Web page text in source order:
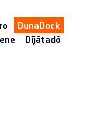
DunaDock
Díjátadó